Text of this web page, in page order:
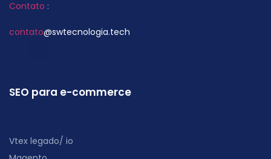
Contato :
contato@swtecnologia.tech
SEO para e-commerce
Vtex legado/ io